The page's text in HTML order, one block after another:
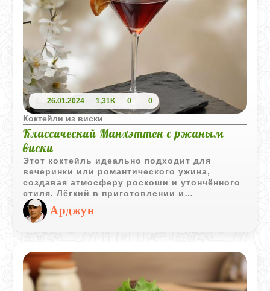
26.01.2024 1,31K 0 0
Коктейли из виски
Классический Манхэттен с ржаным
виски
Этот коктейль идеально подходит для
вечеринки или романтического ужина,
создавая атмосферу роскоши и утончённого
стиля. Лёгкий в приготовлении и
подаваемый охлаждённым, этот
классический коктейль прекрасно сочетается
с множеством блюд, добавляя элегантность
вашему столу.
Арджун